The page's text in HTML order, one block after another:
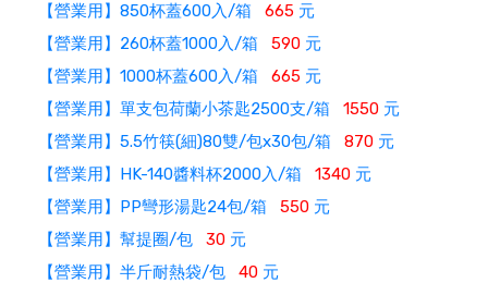
【營業用】850杯蓋600入/箱 665 元
【營業用】260杯蓋1000入/箱 590 元
【營業用】1000杯蓋600入/箱 665 元
【營業用】單支包荷蘭小茶匙2500支/箱 1550 元
【營業用】5.5竹筷(細)80雙/包x30包/箱 870 元
【營業用】HK-140醬料杯2000入/箱 1340 元
【營業用】PP彎形湯匙24包/箱 550 元
【營業用】幫提圈/包 30 元
【營業用】半斤耐熱袋/包 40 元